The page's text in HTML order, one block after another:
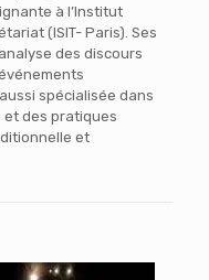
à l’Institut
(ISIT- Paris). Ses
des discours
spécialisée dans
et des pratiques
et